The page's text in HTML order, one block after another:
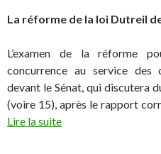
La réforme de la loi Dutreil
L’examen de la réforme
concurrence au service des
devant le Sénat, qui discutera
(voire 15), après le rapport
Lire la suite